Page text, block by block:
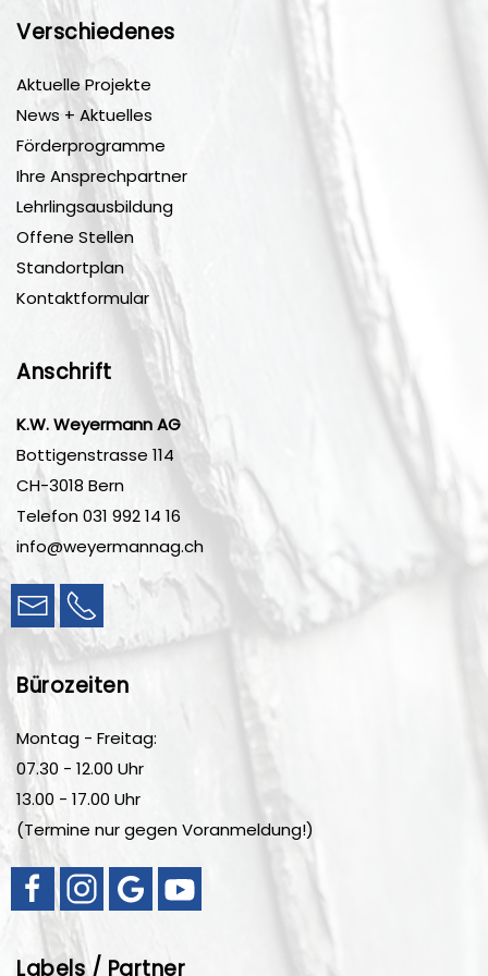
Verschiedenes
Aktuelle Projekte
News + Aktuelles
Förderprogramme
Ihre Ansprechpartner
Lehrlingsausbildung
Offene Stellen
Standortplan
Kontaktformular
Anschrift
K.W. Weyermann AG
Bottigenstrasse 114
CH-3018 Bern
Telefon031 992 14 16
info@weyermannag.ch
Bürozeiten
Montag - Freitag:
07.30 - 12.00 Uhr
13.00 - 17.00 Uhr
(Termine nur gegen Voranmeldung!)
Labels / Partner